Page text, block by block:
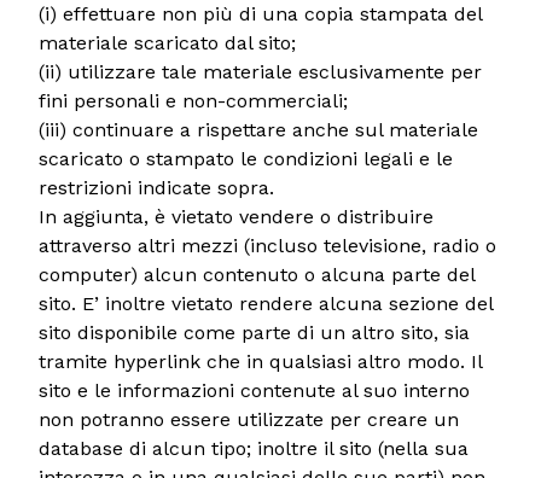
(i) effettuare non più di una copia stampata del
materiale scaricato dal sito;
(ii) utilizzare tale materiale esclusivamente per
fini personali e non-commerciali;
(iii) continuare a rispettare anche sul materiale
scaricato o stampato le condizioni legali e le
restrizioni indicate sopra.
In aggiunta, è vietato vendere o distribuire
attraverso altri mezzi (incluso televisione, radio o
computer) alcun contenuto o alcuna parte del
sito. E’ inoltre vietato rendere alcuna sezione del
sito disponibile come parte di un altro sito, sia
tramite hyperlink che in qualsiasi altro modo. Il
sito e le informazioni contenute al suo interno
non potranno essere utilizzate per creare un
database di alcun tipo; inoltre il sito (nella sua